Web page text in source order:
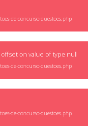
de-concurso-questoes.php
offset on value of type null
de-concurso-questoes.php
de-concurso-questoes.php